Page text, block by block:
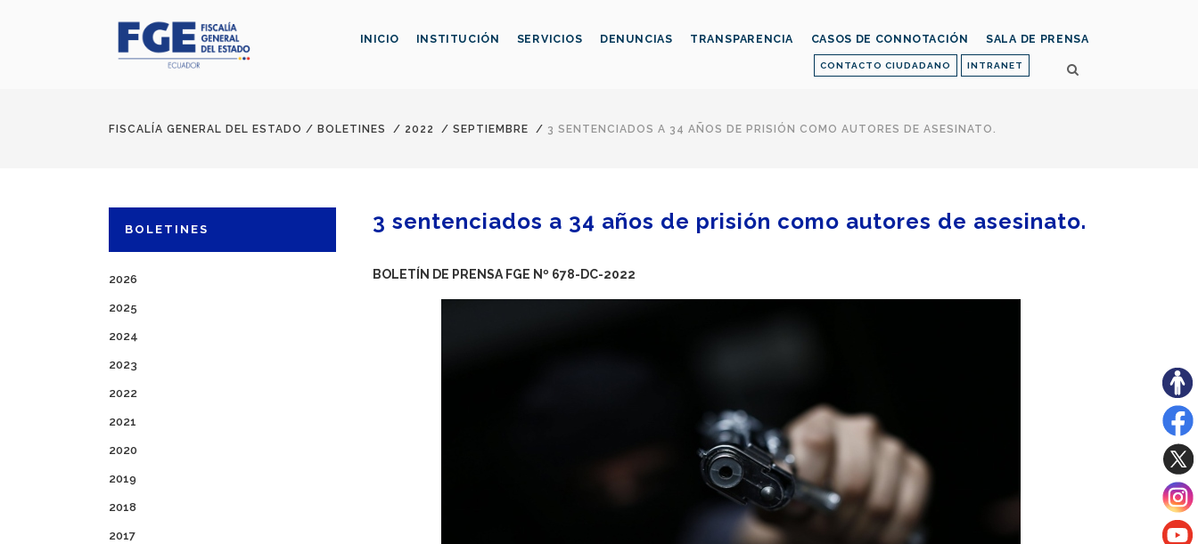
CONTACTO CIUDADANO INTRANET
INICIO INSTITUCIÓN SERVICIOS DENUNCIAS TRANSPARENCIA CASOS DE CONNOTACIÓN SALA DE PRENSA
FISCALÍA GENERAL DEL ESTADO / BOLETINES / 2022 / SEPTIEMBRE / 3 SENTENCIADOS A 34 AÑOS DE PRISIÓN COMO AUTORES DE ASESINATO.
BOLETINES
2026
2025
2024
2023
2022
2021
2020
2019
2018
2017
3 sentenciados a 34 años de prisión como autores de asesinato.
BOLETÍN DE PRENSA FGE Nº 678-DC-2022